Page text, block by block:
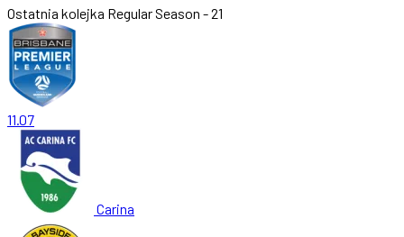
Ostatnia kolejka Regular Season - 21
11.07
Carina